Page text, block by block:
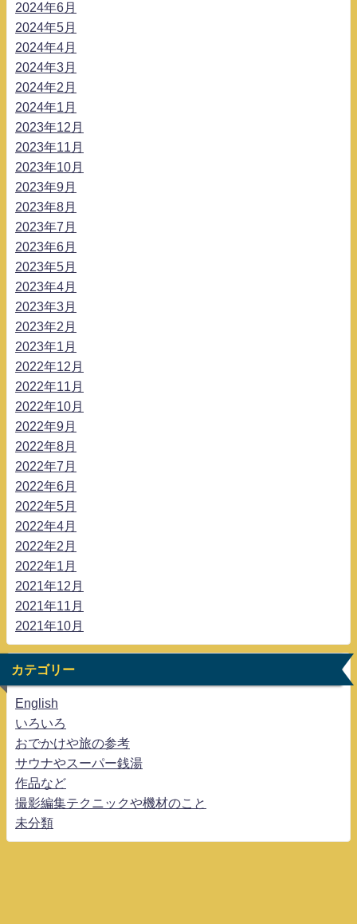
2024年6月
2024年5月
2024年4月
2024年3月
2024年2月
2024年1月
2023年12月
2023年11月
2023年10月
2023年9月
2023年8月
2023年7月
2023年6月
2023年5月
2023年4月
2023年3月
2023年2月
2023年1月
2022年12月
2022年11月
2022年10月
2022年9月
2022年8月
2022年7月
2022年6月
2022年5月
2022年4月
2022年2月
2022年1月
2021年12月
2021年11月
2021年10月
カテゴリー
English
いろいろ
おでかけや旅の参考
サウナやスーパー銭湯
作品など
撮影編集テクニックや機材のこと
未分類